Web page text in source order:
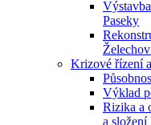
Paseky
Krizové řízení
Výklad
Rizika a
a složení